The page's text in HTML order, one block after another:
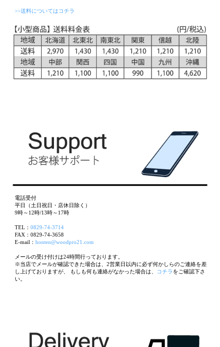
>>送料についてはコチラ
電話受付
平日（土日祝日・店休日除く）
9時～12時/13時～17時
TEL： 0829-74-3714
FAX：0829-74-3658
E-mail： honten@woodpro21.com
メールの受け付けは24時間行っております。
※当店でメールが確認できた場合は、2営業日以内に必ず何かしらのご連絡を差
し上げておりますが、 もしも何も連絡がなかった場合は、
コチラ をご確認下さ
い。